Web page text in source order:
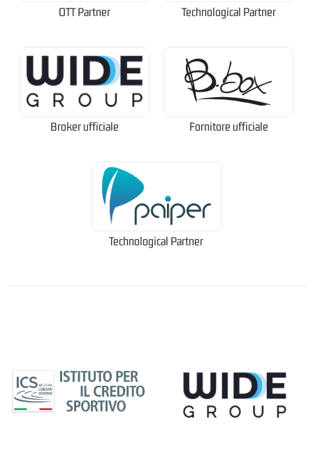
OTT Partner Technological Partner
Broker ufficiale Fornitore ufficiale
Technological Partner